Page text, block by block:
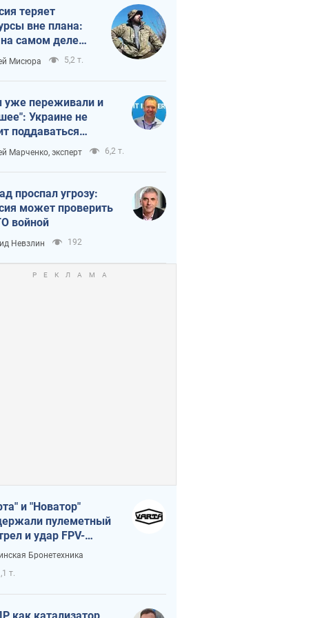
теряет
вне плана:
на самом деле
темп войны
Мисюра 5,2 т.
переживали и
Украине не
поддаваться
из-за
террора
Марченко, эксперт 6,2 т.
проспал угрозу:
может проверить
войной
Невзлин 192
и "Новатор"
пулеметный
и удар FPV-
сохранив жизнь
Бронетехника
т.